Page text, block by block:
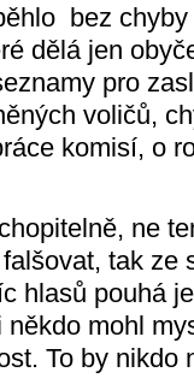
bez
dělá jen
pro
voličů,
komisí, o
ne
tak ze
hlasů pouhá
mohl
To by nikdo